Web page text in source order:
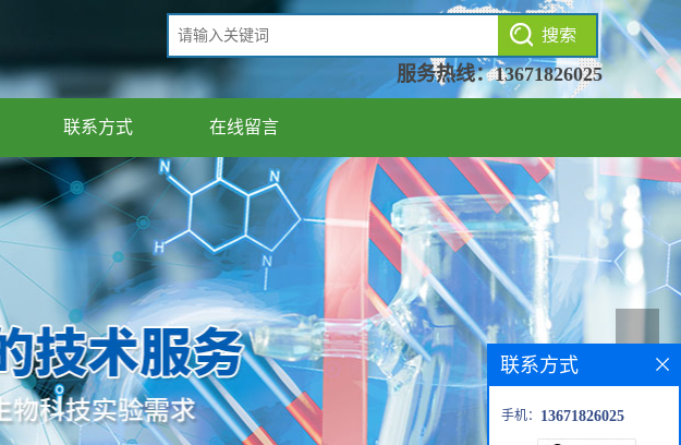
服务热线：13671826025
联系方式 在线留言
联系方式
手机： 13671826025